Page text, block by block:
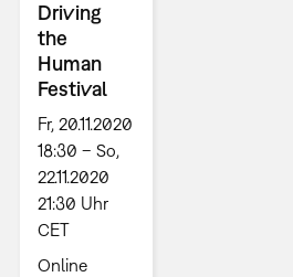
Driving
the
Human
Festival
Fr, 20.11.2020
18:30 – So,
22.11.2020
21:30 Uhr
CET
Online